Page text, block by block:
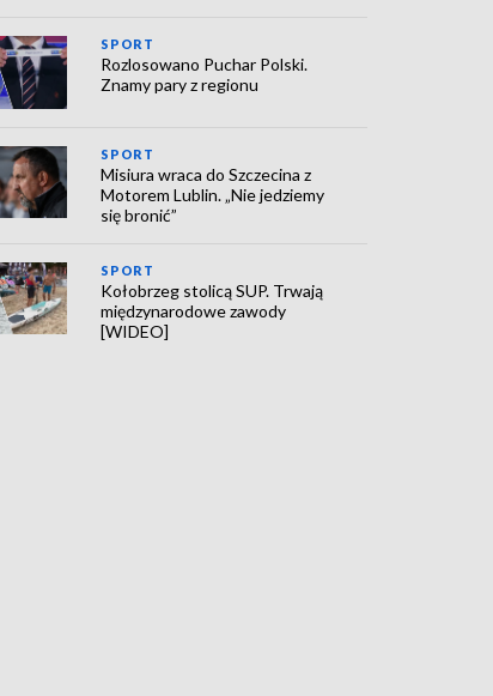
SPORT
Rozlosowano Puchar Polski.
Znamy pary z regionu
SPORT
Misiura wraca do Szczecina z
Motorem Lublin. „Nie jedziemy
się bronić”
SPORT
Kołobrzeg stolicą SUP. Trwają
międzynarodowe zawody
[WIDEO]